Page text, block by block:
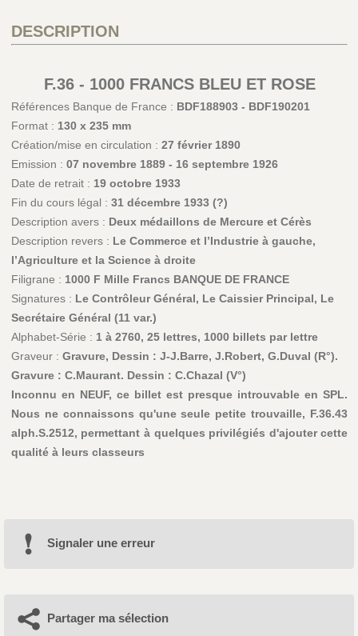
DESCRIPTION
F.36 - 1000 FRANCS BLEU ET ROSE
Références Banque de France : BDF188903 - BDF190201
Format : 130 x 235 mm
Création/mise en circulation : 27 février 1890
Emission : 07 novembre 1889 - 16 septembre 1926
Date de retrait : 19 octobre 1933
Fin du cours légal : 31 décembre 1933 (?)
Description avers : Deux médaillons de Mercure et Cérès
Description revers : Le Commerce et l’Industrie à gauche,
l’Agriculture et la Science à droite
Filigrane : 1000 F Mille Francs BANQUE DE FRANCE
Signatures : Le Contrôleur Général, Le Caissier Principal, Le
Secrétaire Général (11 var.)
Alphabet-Série : 1 à 2760, 25 lettres, 1000 billets par lettre
Graveur : Gravure, Dessin : J-J.Barre, J.Robert, G.Duval (R°).
Gravure : C.Maurant. Dessin : C.Chazal (V°)
Inconnu en NEUF, ce billet est presque introuvable en SPL.
Nous ne connaissons qu'une seule petite trouvaille, F.36.43
alph.S.2512, permettant à quelques privilégiés d'ajouter cette
qualité à leurs classeurs
Signaler une erreur
Partager ma sélection